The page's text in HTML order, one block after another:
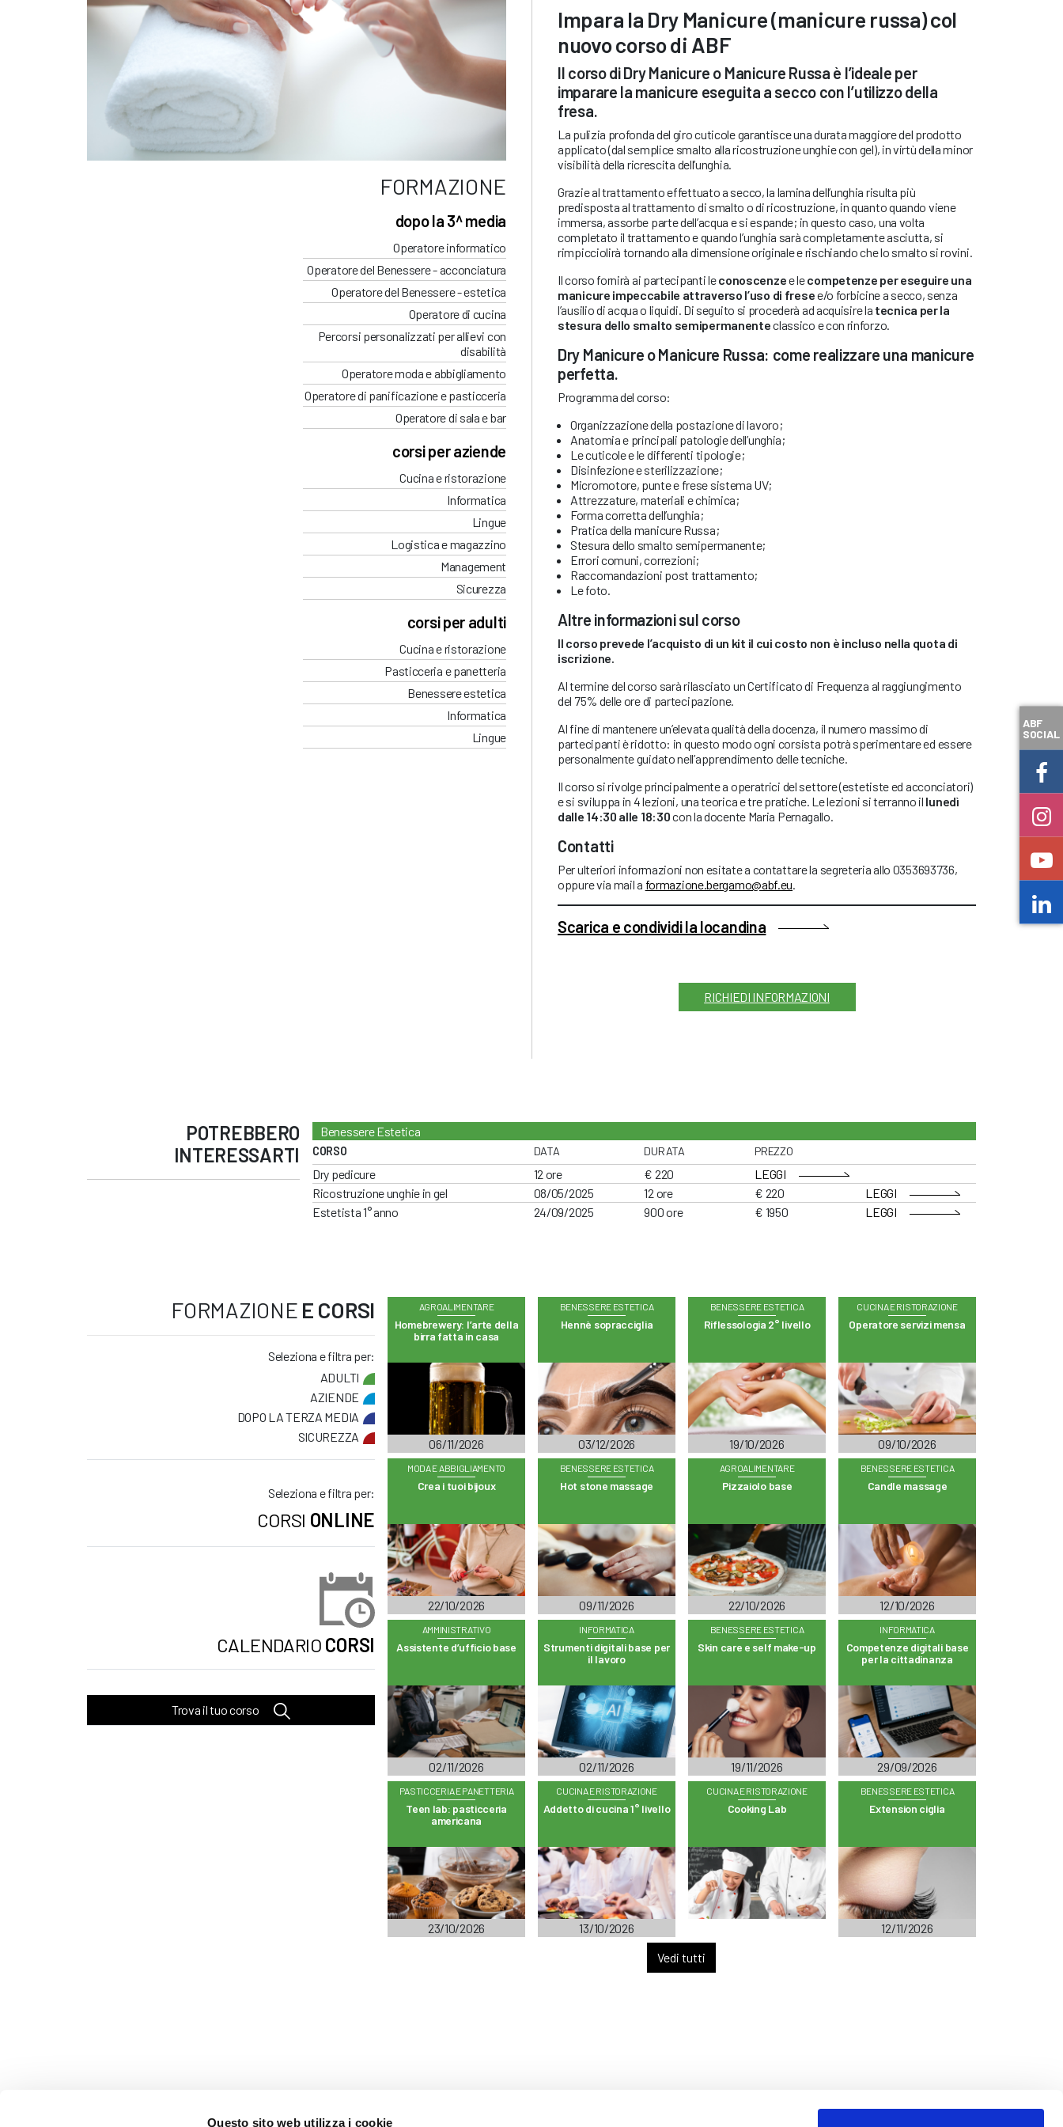
Questo sito web utilizza i cookie
FORMAZIONE
dopo la 3^ media
Operatore informatico
Operatore del Benessere - acconciatura
Operatore del Benessere - estetica
Operatore di cucina
Percorsi personalizzati per allievi con
disabilità
Operatore moda e abbigliamento
Operatore di panificazione e pasticceria
Operatore di sala e bar
corsi per aziende
Cucina e ristorazione
Informatica
Lingue
Logistica e magazzino
Management
Sicurezza
corsi per adulti
Cucina e ristorazione
Pasticceria e panetteria
Benessere estetica
Informatica
Lingue
Impara la Dry Manicure (manicure russa) col
nuovo corso di ABF
Il corso di Dry Manicure o Manicure Russa è l’ideale per
imparare la manicure eseguita a secco con l’utilizzo della
fresa.
La pulizia profonda del giro cuticole garantisce una durata maggiore del prodotto
applicato (dal semplice smalto alla ricostruzione unghie con gel), in virtù della minor
visibilità della ricrescita dell’unghia.
Grazie al trattamento effettuato a secco, la lamina dell’unghia risulta più
predisposta al trattamento di smalto o di ricostruzione, in quanto quando viene
immersa, assorbe parte dell’acqua e si espande; in questo caso, una volta
completato il trattamento e quando l’unghia sarà completamente asciutta, si
rimpicciolirà tornando alla dimensione originale e rischiando che lo smalto si rovini.
Il corso fornirà ai partecipanti leconoscenzee lecompetenze per eseguire una
manicure impeccabile attraverso l’uso di fresee/o forbicine a secco, senza
l’ausilio di acqua o liquidi. Di seguito si procederà ad acquisire la tecnica per la
stesura dello smalto semipermanenteclassico e con rinforzo.
Dry Manicure o Manicure Russa: come realizzare una manicure
perfetta.
Programma del corso:
Organizzazione della postazione di lavoro;
Anatomia e principali patologie dell’unghia;
Le cuticole e le differenti tipologie;
Disinfezione e sterilizzazione;
Micromotore, punte e frese sistema UV;
Attrezzature, materiali e chimica;
Forma corretta dell’unghia;
Pratica della manicure Russa;
Stesura dello smalto semipermanente;
Errori comuni, correzioni;
Raccomandazioni post trattamento;
Le foto.
Altre informazioni sul corso
Il corso prevede l’acquisto di un kit il cui costo non è incluso nella quota di
iscrizione.
Al termine del corso sarà rilasciato un Certificato di Frequenza al raggiungimento
del 75% delle ore di partecipazione.
Al fine di mantenere un’elevata qualità della docenza, il numero massimo di
partecipanti è ridotto: in questo modo ogni corsista potrà sperimentare ed essere
personalmente guidato nell’apprendimento delle tecniche.
Il corso si rivolge principalmente a operatrici del settore (estetiste ed acconciatori)
e si sviluppa in 4 lezioni, una teorica e tre pratiche. Le lezioni si terranno il lunedì
dalle 14:30 alle 18:30con la docente Maria Pernagallo.
Contatti
Per ulteriori informazioni non esitate a contattare la segreteria allo 0353693736,
oppure via mail a formazione.bergamo@abf.eu
Scarica e condividi la locandina
RICHIEDI INFORMAZIONI
POTREBBERO
INTERESSARTI
Benessere Estetica
CORSO DATA DURATA PREZZO
Dry pedicure 12 ore € 220
LEGGI
Ricostruzione unghie in gel
08/05/2025 12 ore € 220
LEGGI
Estetista 1° anno
24/09/2025 900 ore € 1950 LEGGI
FORMAZIONE E CORSI
Seleziona e filtra per:
ADULTI
AZIENDE
DOPO LA TERZA MEDIA
SICUREZZA
Seleziona e filtra per:
CORSI ONLINE
CALENDARIO CORSI
Trova il tuo corso
AGROALIMENTARE
Homebrewery: l’arte della
birra fatta in casa
06/11/2026
BENESSERE ESTETICA
Hennè sopracciglia
03/12/2026
BENESSERE ESTETICA
Riflessologia 2° livello
19/10/2026
CUCINA E RISTORAZIONE
Operatore servizi mensa
09/10/2026
MODA E ABBIGLIAMENTO
Crea i tuoi bijoux
22/10/2026
BENESSERE ESTETICA
Hot stone massage
09/11/2026
AGROALIMENTARE
Pizzaiolo base
22/10/2026
BENESSERE ESTETICA
Candle massage
12/10/2026
AMMINISTRATIVO
Assistente d’ufficio base
02/11/2026
INFORMATICA
Strumenti digitali base per
il lavoro
02/11/2026
BENESSERE ESTETICA
Skin care e self make-up
19/11/2026
INFORMATICA
Competenze digitali base
per la cittadinanza
29/09/2026
PASTICCERIA E PANETTERIA
Teen lab: pasticceria
americana
23/10/2026
CUCINA E RISTORAZIONE
Addetto di cucina 1° livello
13/10/2026
CUCINA E RISTORAZIONE
Cooking Lab
BENESSERE ESTETICA
Extension ciglia
12/11/2026
Vedi tutti
ABF
SOCIAL